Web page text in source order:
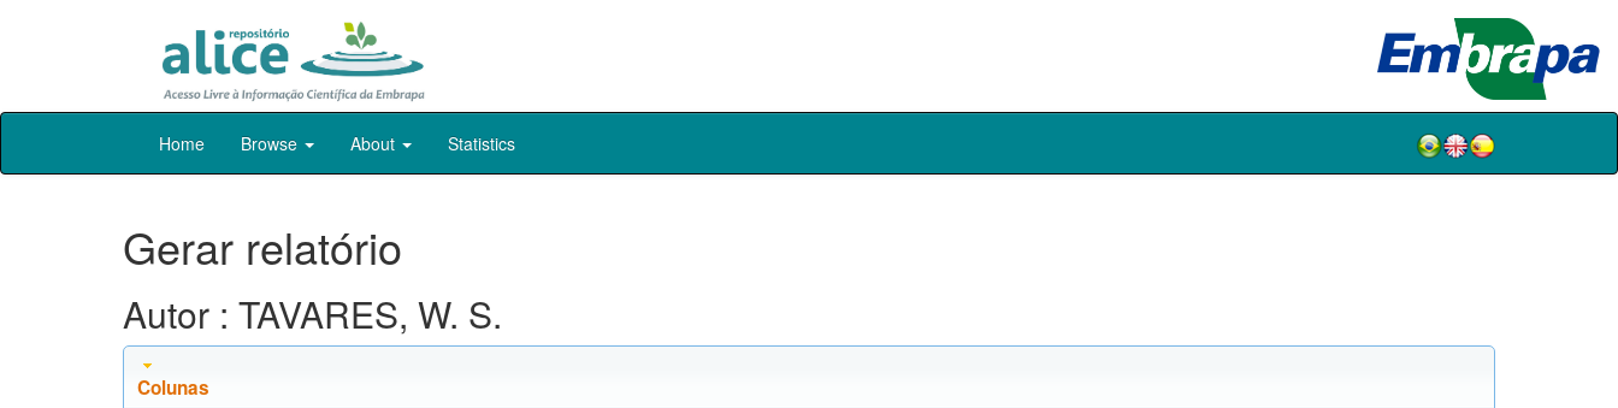
Skip
Home Browse About Statistics
Gerar relatório
Autor : TAVARES, W. S.
Colunas